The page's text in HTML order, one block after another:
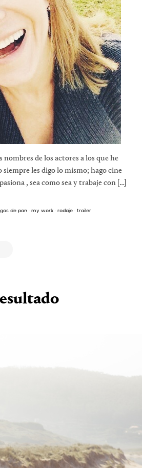
de los actores a los que he
les digo lo mismo; hago cine
, sea como sea y trabaje con […]
de pan· my work· rodaje· trailer